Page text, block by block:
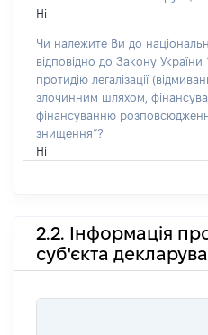
Ні
Чи належите Ви до
відповідно до Закону України
протидію легалізації
злочинним шляхом,
фінансуванню
знищення”?
Ні
2.2. Інформація
суб'єкта